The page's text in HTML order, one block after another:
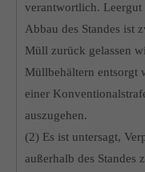
verantwortlich. Leergut
Abbau des Standes ist
Müll zurück gelassen
Müllbehältern entsorgt
einer
auszugehen.
(2) Es ist untersagt,
außerhalb des Standes